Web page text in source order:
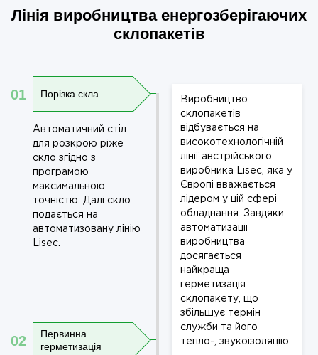
Лінія виробництва енергозберігаючих
склопакетів
01 Порізка скла
Автоматичний стіл
для розкрою ріже
скло згідно з
програмою
максимальною
точністю. Далі скло
подається на
автоматизовану лінію
Lisec.
02
Первинна
герметизація
Виробництво
склопакетів
відбувається на
високотехнологічній
лінії австрійського
виробника Lisec, яка у
Європі вважається
лідером у цій сфері
обладнання. Завдяки
автоматизації
виробництва
досягається
найкраща
герметизація
склопакету, що
збільшує термін
служби та його
тепло-, звукоізоляцію.